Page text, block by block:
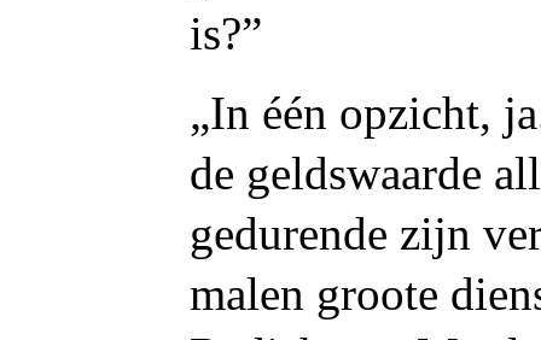
is?”
„In één opzicht,
de geldswaarde
gedurende zijn
malen groote